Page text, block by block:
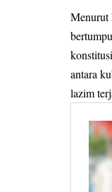
Menurut
antara
lazim